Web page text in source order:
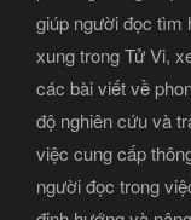
giúp người đọc tìm
xung trong Tử Vi,
các bài viết về
độ nghiên cứu và
việc cung cấp
người đọc trong